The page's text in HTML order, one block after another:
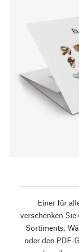
Einer für
verschenken
Sortiments.
oder den PDF-